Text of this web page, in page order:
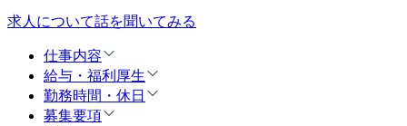
求人について話を聞いてみる
仕事内容
給与・福利厚生
勤務時間・休日
募集要項